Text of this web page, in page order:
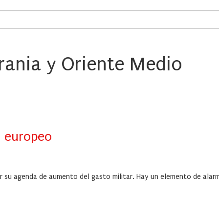
y Oriente Medio
europeo
agenda de aumento del gasto militar. Hay un elemento de